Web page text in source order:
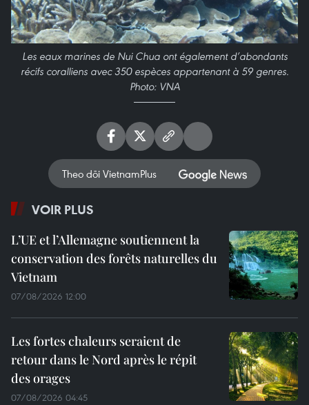
Les eaux marines de Nui Chua ont également d’abondants
récifs coralliens avec 350 espèces appartenant à 59 genres.
Photo: VNA
Theo dõi VietnamPlus
VOIR PLUS
L’UE et l’Allemagne soutiennent la
conservation des forêts naturelles du
Vietnam
07/08/2026 12:00
Les fortes chaleurs seraient de
retour dans le Nord après le répit
des orages
07/08/2026 04:45